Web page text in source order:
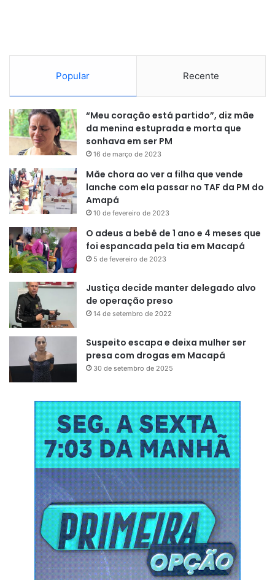
Popular Recente
“Meu coração está partido”, diz mãe
da menina estuprada e morta que
sonhava em ser PM
16 de março de 2023
Mãe chora ao ver a filha que vende
lanche com ela passar no TAF da PM do
Amapá
10 de fevereiro de 2023
O adeus a bebê de 1 ano e 4 meses que
foi espancada pela tia em Macapá
5 de fevereiro de 2023
Justiça decide manter delegado alvo
de operação preso
14 de setembro de 2022
Suspeito escapa e deixa mulher ser
presa com drogas em Macapá
30 de setembro de 2025